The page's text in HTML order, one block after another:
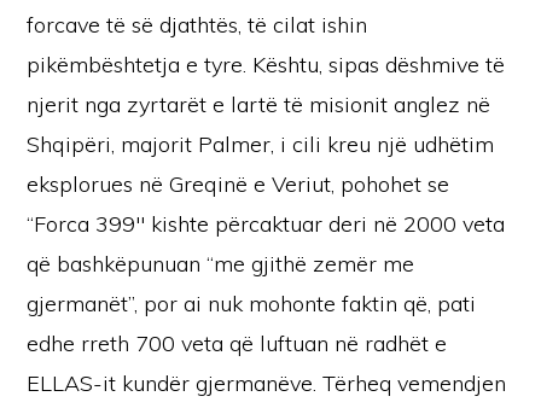
forcave të së djathtës, të cilat ishin
pikëmbështetja e tyre. Kështu, sipas dëshmive të
njerit nga zyrtarët e lartë të misionit anglez në
Shqipëri, majorit Palmer, i cili kreu një udhëtim
eksplorues në Greqinë e Veriut, pohohet se
“Forca 399″ kishte përcaktuar deri në 2000 veta
që bashkëpunuan “me gjithë zemër me
gjermanët”, por ai nuk mohonte faktin që, pati
edhe rreth 700 veta që luftuan në radhët e
ELLAS-it kundër gjermanëve. Tërheq vemendjen